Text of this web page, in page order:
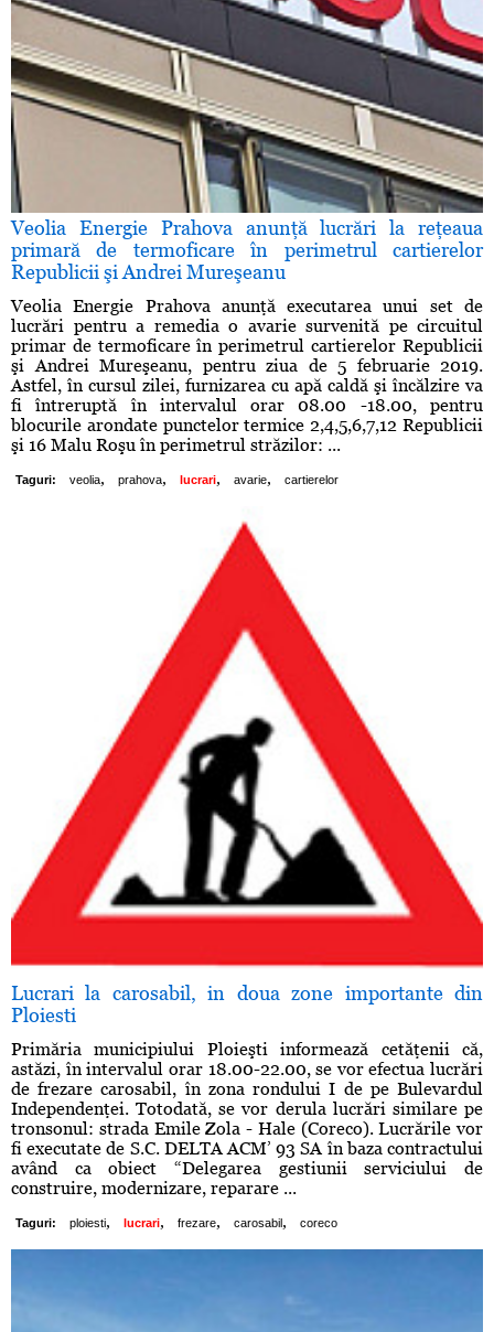
Veolia Energie Prahova anunţă lucrări la reţeaua
primară de termoficare în perimetrul cartierelor
Republicii şi Andrei Mureşeanu
Veolia Energie Prahova anunţă executarea unui set de
lucrări pentru a remedia o avarie survenită pe circuitul
primar de termoficare în perimetrul cartierelor Republicii
şi Andrei Mureşeanu, pentru ziua de 5 februarie 2019.
Astfel, în cursul zilei, furnizarea cu apă caldă şi încălzire va
fi întreruptă în intervalul orar 08.00 -18.00, pentru
blocurile arondate punctelor termice 2,4,5,6,7,12 Republicii
şi 16 Malu Roşu în perimetrul străzilor: ...
Taguri: veolia, prahova, lucrari, avarie, cartierelor
Lucrari la carosabil, in doua zone importante din
Ploiesti
Primăria municipiului Ploieşti informează cetăţenii că,
astăzi, în intervalul orar 18.00-22.00, se vor efectua lucrări
de frezare carosabil, în zona rondului I de pe Bulevardul
Independenţei. Totodată, se vor derula lucrări similare pe
tronsonul: strada Emile Zola - Hale (Coreco). Lucrările vor
fi executate de S.C. DELTA ACM’ 93 SA în baza contractului
având ca obiect “Delegarea gestiunii serviciului de
construire, modernizare, reparare ...
Taguri: ploiesti, lucrari, frezare, carosabil , coreco